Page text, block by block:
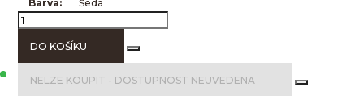
Barva:
Šedá
DO KOŠÍKU
NELZE KOUPIT - DOSTUPNOST NEUVEDENA